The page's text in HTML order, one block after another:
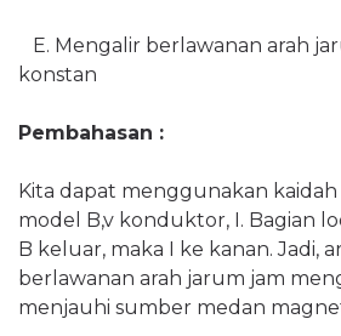
E. Mengalir berlawanan arah
konstan
Pembahasan :
Kita dapat menggunakan
model B,v konduktor, I. Bagian
B keluar, maka I ke kanan. Jadi,
berlawanan arah jarum jam
menjauhi sumber medan